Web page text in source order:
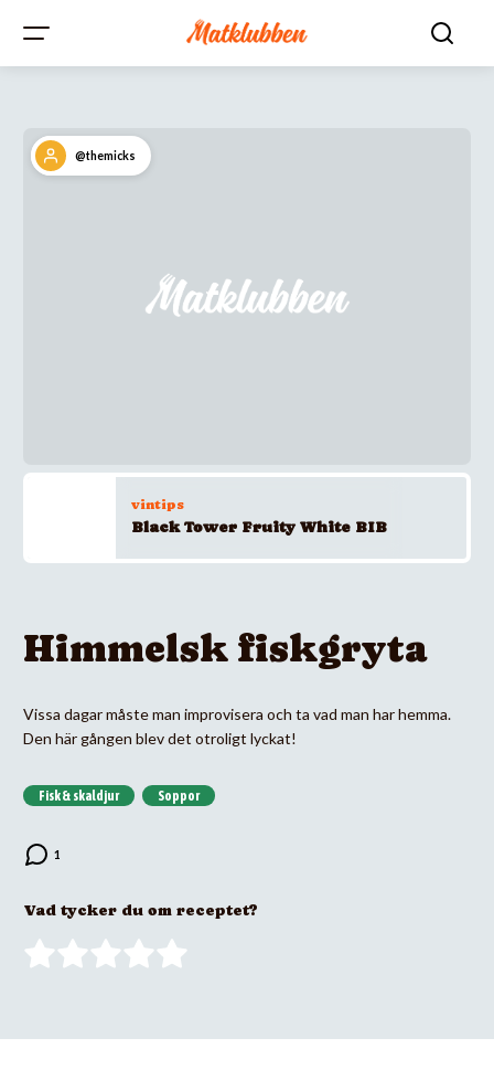
@themicks
vintips
Black Tower Fruity White BIB
Himmelsk fiskgryta
Vissa dagar måste man improvisera och ta vad man har hemma.
Den här gången blev det otroligt lyckat!
Fisk & skaldjur Soppor
Vad tycker du om receptet?